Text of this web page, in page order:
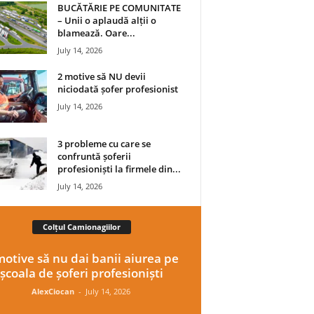
BUCĂTĂRIE PE COMUNITATE
– Unii o aplaudă alții o
blamează. Oare...
July 14, 2026
2 motive să NU devii
niciodată șofer profesionist
July 14, 2026
3 probleme cu care se
confruntă șoferii
profesioniști la firmele din...
July 14, 2026
Colțul Camionagiilor
să nu dai banii aiurea pe
școala de șoferi profesioniști
AlexCiocan - July 14, 2026